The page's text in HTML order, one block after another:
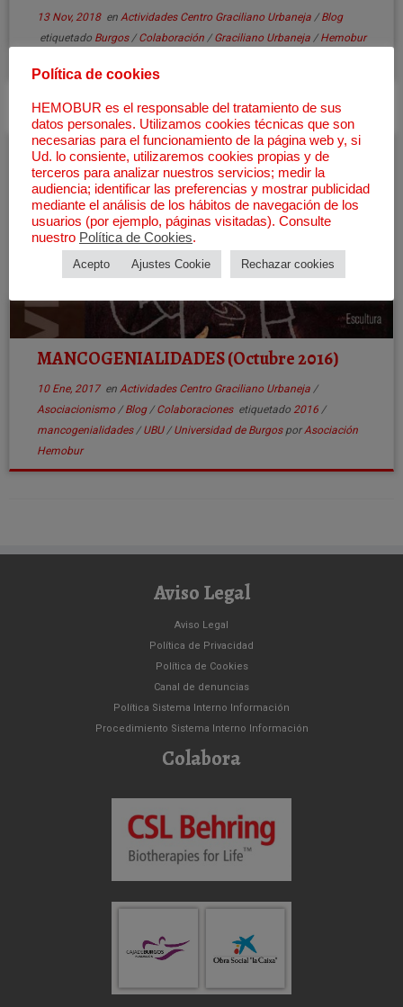
13 Nov, 2018en Actividades Centro Graciliano Urbaneja /Blog
etiquetado Burgos /Colaboración /Graciliano Urbaneja /Hemobur
MANCOGENIALIDADES (Octubre 2016)
10 Ene, 2017en Actividades Centro Graciliano Urbaneja /
Asociacionismo /Blog/Colaboraciones etiquetado 2016 /
mancogenialidades/UBU/Universidad de Burgos porAsociación
Hemobur
Aviso Legal
Aviso Legal
Política de Privacidad
Política de Cookies
Canal de denuncias
Política Sistema Interno Información
Procedimiento Sistema Interno Información
Colabora
Política de cookies
HEMOBUR es el responsable del tratamiento de sus
datos personales. Utilizamos cookies técnicas que son
necesarias para el funcionamiento de la página web y, si
Ud. lo consiente, utilizaremos cookies propias y de
terceros para analizar nuestros servicios; medir la
audiencia; identificar las preferencias y mostrar publicidad
mediante el análisis de los hábitos de navegación de los
usuarios (por ejemplo, páginas visitadas). Consulte
nuestro Política de Cookies.
Acepto Ajustes Cookie Rechazar cookies